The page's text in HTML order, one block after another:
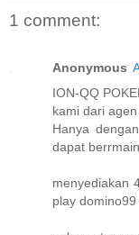
1 comment:
Anonymous
ION-QQ
kami dari
Hanya
dapat
menyediakan
play